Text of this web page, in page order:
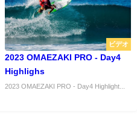
ビデオ
2023 OMAEZAKI PRO - Day4
Highlighs
2023 OMAEZAKI PRO - Day4 Highlight...